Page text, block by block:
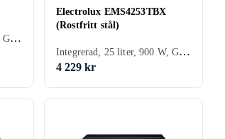
Fristående, 25 liter, 900 W, Grillfunktion
Electrolux EMS4253TBX
(Rostfritt stål)
Integrerad, 25 liter, 900 W, Grillfunktion
4 229 kr